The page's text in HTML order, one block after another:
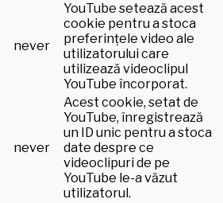
never
YouTube setează acest
cookie pentru a stoca
preferințele video ale
utilizatorului care
utilizează videoclipul
YouTube încorporat.
never
Acest cookie, setat de
YouTube, înregistrează
un ID unic pentru a stoca
date despre ce
videoclipuri de pe
YouTube le-a văzut
utilizatorul.